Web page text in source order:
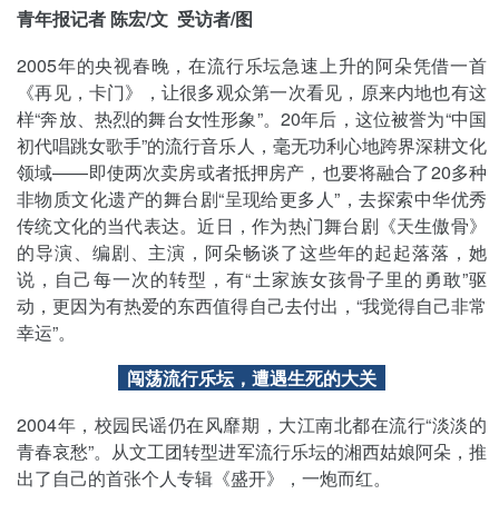
青年报记者 陈宏/文 受访者/图
2005年的央视春晚，在流行乐坛急速上升的阿朵凭借一首
《再见，卡门》，让很多观众第一次看见，原来内地也有这
样“奔放、热烈的舞台女性形象”。20年后，这位被誉为“中国
初代唱跳女歌手”的流行音乐人，毫无功利心地跨界深耕文化
领域——即使两次卖房或者抵押房产，也要将融合了20多种
非物质文化遗产的舞台剧“呈现给更多人”，去探索中华优秀
传统文化的当代表达。近日，作为热门舞台剧《天生傲骨》
的导演、编剧、主演，阿朵畅谈了这些年的起起落落，她
说，自己每一次的转型，有“土家族女孩骨子里的勇敢”驱
动，更因为有热爱的东西值得自己去付出，“我觉得自己非常
幸运”。
闯荡流行乐坛，遭遇生死的大关
2004年，校园民谣仍在风靡期，大江南北都在流行“淡淡的
青春哀愁”。从文工团转型进军流行乐坛的湘西姑娘阿朵，推
出了自己的首张个人专辑《盛开》，一炮而红。